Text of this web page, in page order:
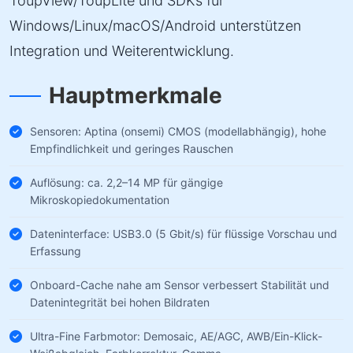
Windows/Linux/macOS/Android unterstützen
Integration und Weiterentwicklung.
Hauptmerkmale
Sensoren: Aptina (onsemi) CMOS (modellabhängig), hohe
Empfindlichkeit und geringes Rauschen
Auflösung: ca. 2,2–14 MP für gängige
Mikroskopiedokumentation
Dateninterface: USB3.0 (5 Gbit/s) für flüssige Vorschau und
Erfassung
Onboard-Cache nahe am Sensor verbessert Stabilität und
Datenintegrität bei hohen Bildraten
Ultra-Fine Farbmotor: Demosaic, AE/AGC, AWB/Ein-Klick-